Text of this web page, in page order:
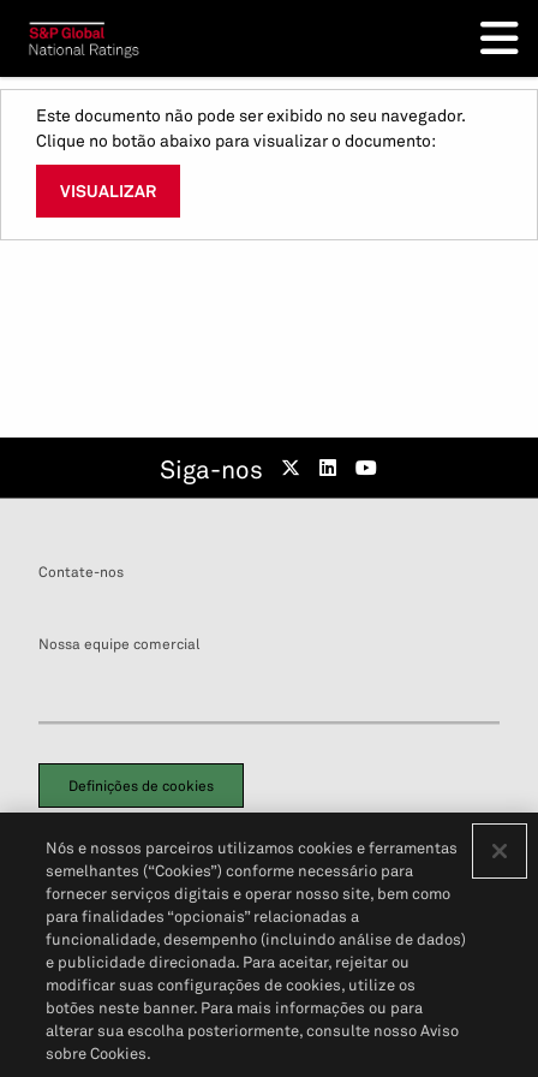
Este documento não pode ser exibido no seu navegador.
Clique no botão abaixo para visualizar o documento:
VISUALIZAR
Siga-nos
Contate-nos
Nossa equipe comercial
Definições de cookies
Política de PrivacidadePortal de privacidade do cliente (em inglês)
Não Venda Minhas Informações Pessoais© 2026 S&P Global
Nós e nossos parceiros utilizamos cookies e ferramentas
semelhantes (“Cookies”) conforme necessário para
fornecer serviços digitais e operar nosso site, bem como
para finalidades “opcionais” relacionadas a
funcionalidade, desempenho (incluindo análise de dados)
e publicidade direcionada. Para aceitar, rejeitar ou
modificar suas configurações de cookies, utilize os
botões neste banner. Para mais informações ou para
alterar sua escolha posteriormente, consulte nosso Aviso
sobre Cookies.